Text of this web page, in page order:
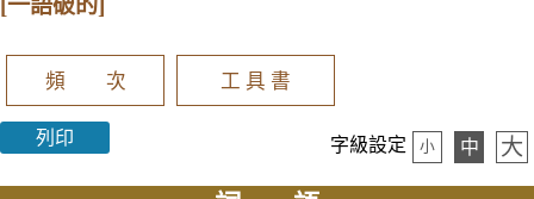
[一語破的]
頻 次 工 具 書
列印 字級設定 小 中 大